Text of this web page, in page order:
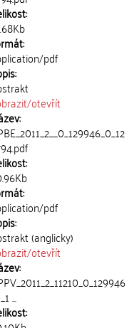
pdf
otevřít
pdf
(anglicky)
otevřít
...